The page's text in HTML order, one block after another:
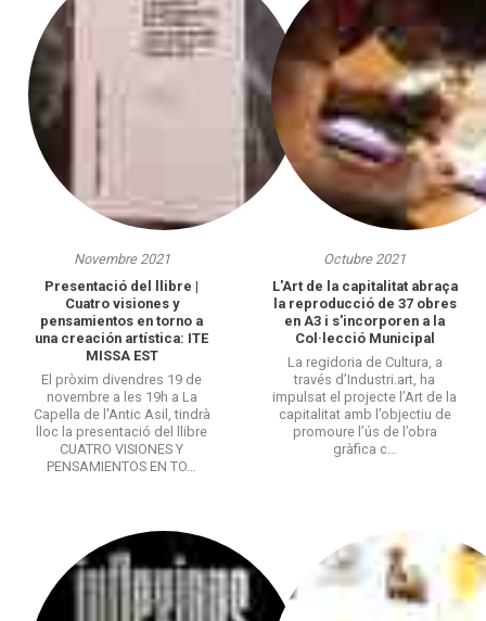
Novembre 2021
Presentació del llibre |
Cuatro visiones y
pensamientos en torno a
una creación artística: ITE
MISSA EST
El pròxim divendres 19 de
novembre a les 19h a La
Capella de l'Antic Asil, tindrà
lloc la presentació del llibre
CUATRO VISIONES Y
PENSAMIENTOS EN TO…
Octubre 2021
L'Art de la capitalitat abraça
la reproducció de 37 obres
en A3 i s'incorporen a la
Col·lecció Municipal
La regidoria de Cultura, a
través d’Industri.art, ha
impulsat el projecte l’Art de la
capitalitat amb l’objectiu de
promoure l’ús de l’obra
gràfica c…